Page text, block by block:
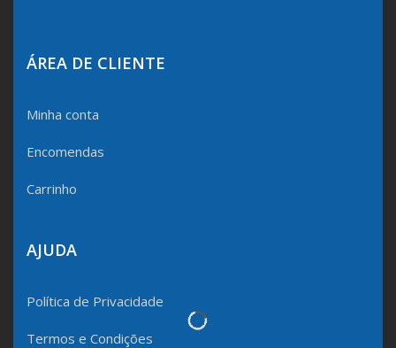
ÁREA DE CLIENTE
Minha conta
Encomendas
Carrinho
AJUDA
Política de Privacidade
Termos e Condições